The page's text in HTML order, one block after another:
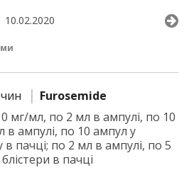
10.02.2020
Furosemide
мг/мл, по 2 мл в ампулі, по 10
в ампулі, по 10 ампул у
в пачці; по 2 мл в ампулі, по 5
в пачці